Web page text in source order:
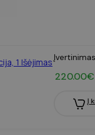
1 Išėjimas
220.00€
Į